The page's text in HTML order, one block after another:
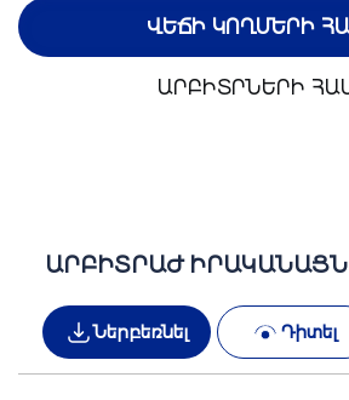
ՎԵՃԻ ԿՈՂՄԵՐԻ
ԱՐԲԻՏՐՆԵՐԻ
ԱՐԲԻՏՐԱԺ
Ներբեռնել Դիտել